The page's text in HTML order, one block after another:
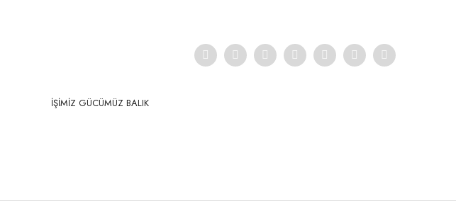
İŞİMİZ GÜCÜMÜZ BALIK